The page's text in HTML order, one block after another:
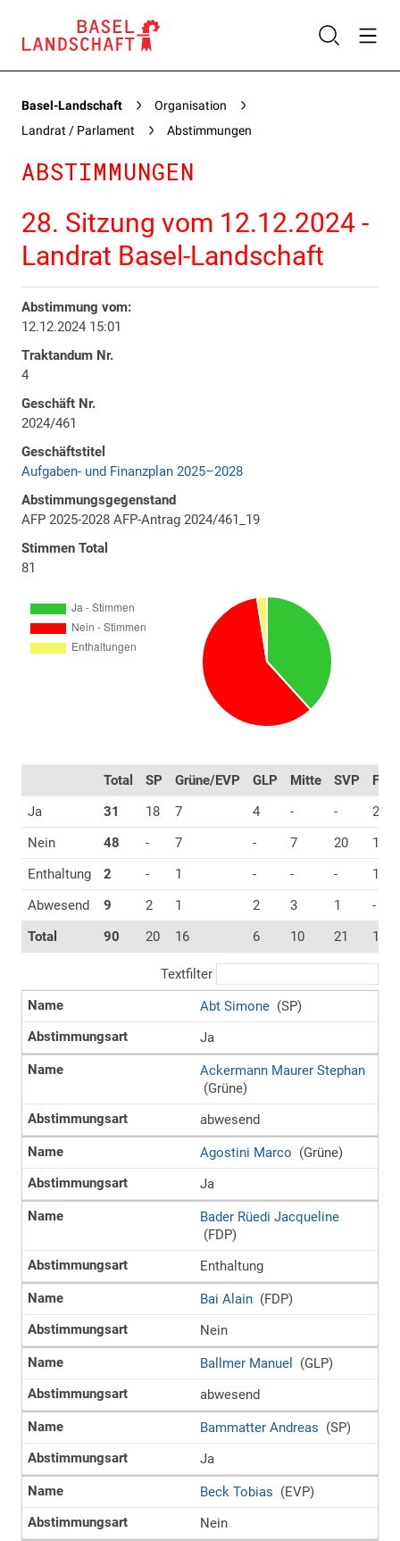
Basel-Landschaft
Organisation
Landrat / Parlament
Abstimmungen
ABSTIMMUNGEN